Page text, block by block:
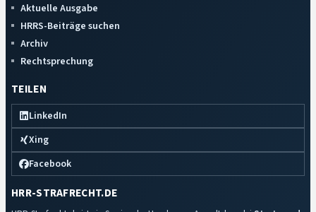
Aktuelle Ausgabe
HRRS-Beiträge suchen
Archiv
Rechtsprechung
TEILEN
LinkedIn
Xing
Facebook
HRR-STRAFRECHT.DE